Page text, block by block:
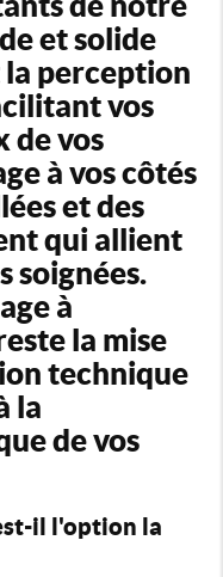
et solide
perception
vos
de vos
à vos côtés
et des
qui allient
soignées.
à
la mise
technique
la
de vos
il l'option la